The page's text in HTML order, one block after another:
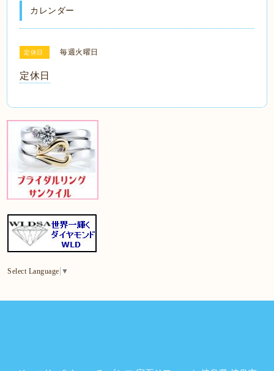
カレンダー
定休日 毎週火曜日
定休日
Select Language ▼